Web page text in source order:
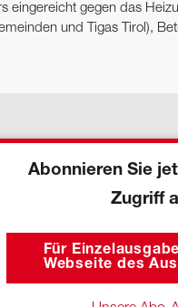
eingereicht gegen das
und Tigas Tirol),
Abonnieren Sie
Zugriff
Für
Webseite des